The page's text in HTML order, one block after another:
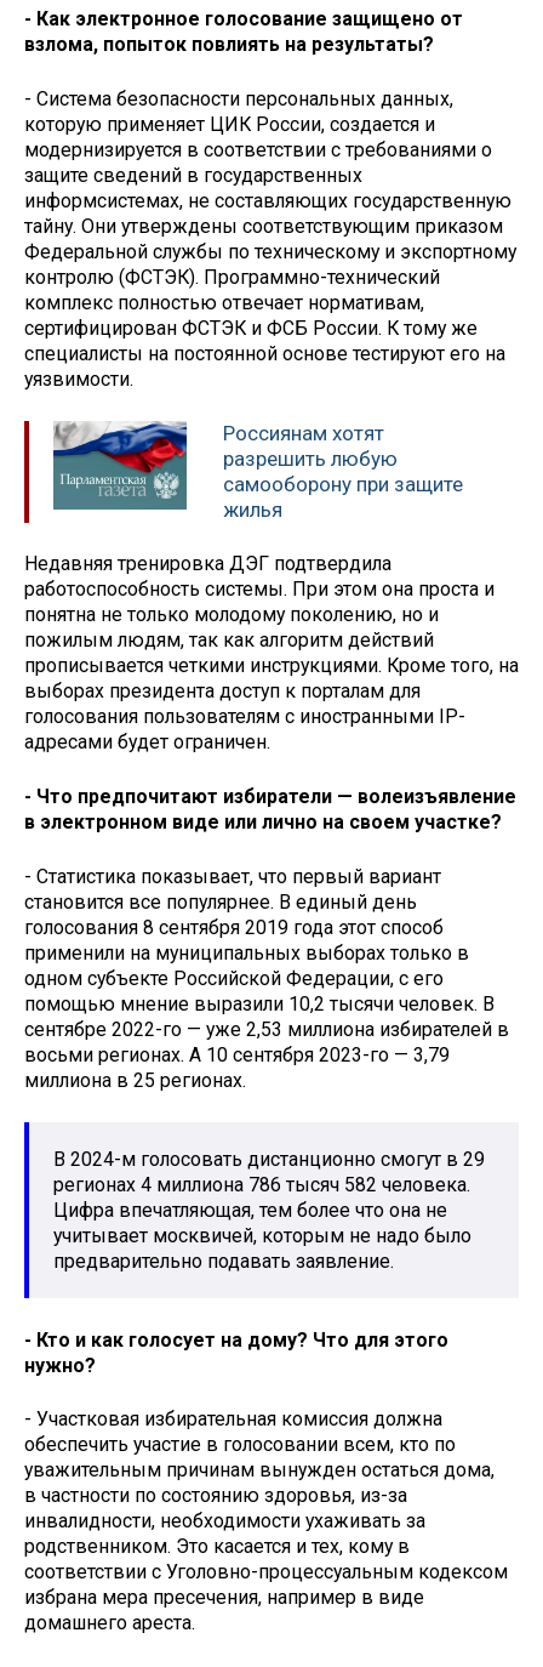
- Как электронное голосование защищено от
взлома, попыток повлиять на результаты?
- Система безопасности персональных данных,
которую применяет ЦИК России, создается и
модернизируется в соответствии с требованиями о
защите сведений в государственных
информсистемах, не составляющих государственную
тайну. Они утверждены соответствующим приказом
Федеральной службы по техническому и экспортному
контролю (ФСТЭК). Программно-технический
комплекс полностью отвечает нормативам,
сертифицирован ФСТЭК и ФСБ России. К тому же
специалисты на постоянной основе тестируют его на
уязвимости.
Россиянам хотят
разрешить любую
самооборону при защите
жилья
Недавняя тренировка ДЭГ подтвердила
работоспособность системы. При этом она проста и
понятна не только молодому поколению, но и
пожилым людям, так как алгоритм действий
прописывается четкими инструкциями. Кроме того, на
выборах президента доступ к порталам для
голосования пользователям с иностранными IP-
адресами будет ограничен.
- Что предпочитают избиратели — волеизъявление
в электронном виде или лично на своем участке?
- Статистика показывает, что первый вариант
становится все популярнее. В единый день
голосования 8 сентября 2019 года этот способ
применили на муниципальных выборах только в
одном субъекте Российской Федерации, с его
помощью мнение выразили 10,2 тысячи человек. В
сентябре 2022-го — уже 2,53 миллиона избирателей в
восьми регионах. А 10 сентября 2023-го — 3,79
миллиона в 25 регионах.
В 2024-м голосовать дистанционно смогут в 29
регионах 4 миллиона 786 тысяч 582 человека.
Цифра впечатляющая, тем более что она не
учитывает москвичей, которым не надо было
предварительно подавать заявление.
- Кто и как голосует на дому? Что для этого
нужно?
- Участковая избирательная комиссия должна
обеспечить участие в голосовании всем, кто по
уважительным причинам вынужден остаться дома,
в частности по состоянию здоровья, из-за
инвалидности, необходимости ухаживать за
родственником. Это касается и тех, кому в
соответствии с Уголовно-процессуальным кодексом
избрана мера пресечения, например в виде
домашнего ареста.